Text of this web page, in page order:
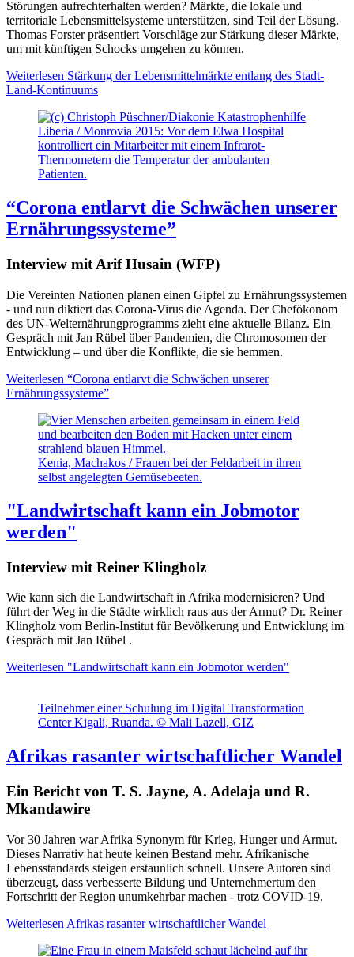
Störungen aufrechterhalten werden? Märkte, die lokale und
territoriale Lebensmittelsysteme unterstützen, sind Teil der Lösung.
Thomas Forster präsentiert Vorschläge zur Stärkung dieser Märkte,
um mit künftigen Schocks umgehen zu können.
Weiterlesen Stärkung der Lebensmittelmärkte entlang des Stadt-
Land-Kontinuums
Liberia / Monrovia 2015: Vor dem Elwa Hospital
kontrolliert ein Mitarbeiter mit einem Infrarot-
Thermometern die Temperatur der ambulanten
Patienten.
“Corona entlarvt die Schwächen unserer
Ernährungssysteme”
Interview mit Arif Husain (WFP)
Die Vereinten Nationen planen einen Gipfel zu Ernährungssystemen
- und nun diktiert das Corona-Virus die Agenda. Der Chefökonom
des UN-Welternährungprogramms zieht eine aktuelle Bilanz. Ein
Gespräch mit Jan Rübel über Pandemien, die Chromosomen der
Entwicklung – und über die Konflikte, die sie hemmen.
Weiterlesen “Corona entlarvt die Schwächen unserer
Ernährungssysteme”
Kenia, Machakos / Frauen bei der Feldarbeit in ihren
selbst angelegten Gemüsebeeten.
"Landwirtschaft kann ein Jobmotor
werden"
Interview mit Reiner Klingholz
Wie kann sich die Landwirtschaft in Afrika modernisieren? Und
führt der Weg in die Städte wirklich raus aus der Armut? Dr. Reiner
Klingholz vom Berlin-Institut für Bevölkerung und Entwicklung im
Gespräch mit Jan Rübel .
Weiterlesen "Landwirtschaft kann ein Jobmotor werden"
Teilnehmer einer Schulung im Digital Transformation
Center Kigali, Ruanda. © Mali Lazell, GIZ
Afrikas rasanter wirtschaftlicher Wandel
Ein Bericht von T. S. Jayne, A. Adelaja und R.
Mkandawire
Vor 30 Jahren war Afrika Synonym für Krieg, Hunger und Armut.
Dieses Narrativ hat heute keinen Bestand mehr. Afrikanische
Lebensstandards steigen erstaunlich schnell. Unsere Autoren sind
überzeugt, dass verbesserte Bildung und Unternehmertum den
Fortschritt der Region unumkehrbar machen - trotz COVID-19.
Weiterlesen Afrikas rasanter wirtschaftlicher Wandel